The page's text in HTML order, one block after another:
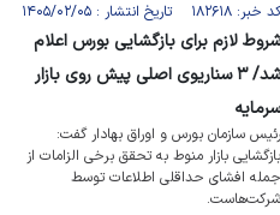
کد خبر: ۱۸۲۶۱۸ تاریخ انتشار : ۱۴۰۵/۰۲/۰۵
شروط لازم برای بازگشایی بورس اعلام
شد/ ۳ سناریوی اصلی پیش روی بازار
سرمایه
رئیس سازمان بورس و اوراق بهادار گفت:
بازگشایی بازار منوط به تحقق برخی الزامات از
جمله افشای حداقلی اطلاعات توسط
شرکت‌هاست.